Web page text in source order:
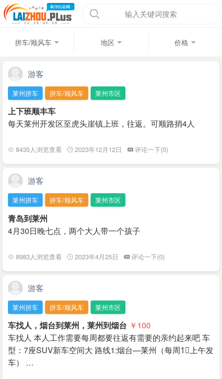
输入关键词搜索
拼车/顺风车 地区 价格
游客
莱州拼车 拼车/顺风车 莱州市区
上下班顺丰车
每天莱州开发区至虎头崖镇上班，往返。可顺路捎4人
8435人浏览查看 2023年12月12日 评论一下(0)
游客
莱州拼车 拼车/顺风车 莱州市区
青岛到莱州
4月30日晚七点，两个大人带一个孩子
8983人浏览查看 2023年4月25日 评论一下(0)
游客
莱州拼车 拼车/顺风车 莱州市区
车找人，烟台到莱州，莱州到烟台 ￥100
车找人 本人工作需要每周都要往返有需要的亲约起来吧 车
型：7座SUV新车空间大 路线1:烟台—莱州（每周1⃣️上午发
车） …